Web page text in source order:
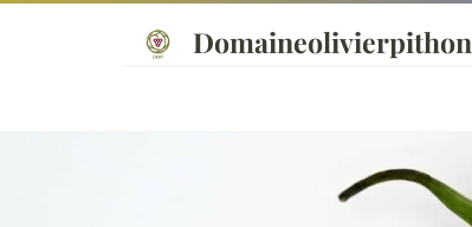
Domaineolivierpithon